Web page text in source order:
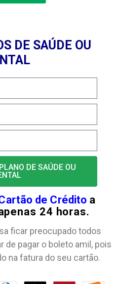
DE SAÚDE OU
DE SAÚDE OU
de Crédito a
24 horas.
ficar preocupado todos
de pagar o boleto amil, pois
na fatura do seu cartão.